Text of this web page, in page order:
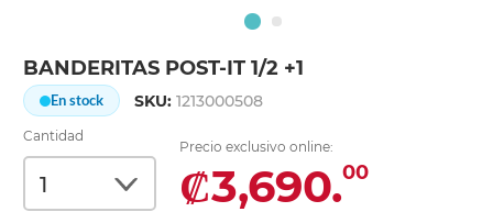
BANDERITAS POST-IT 1/2 +1
En stock SKU:1213000508
Cantidad
Precio exclusivo online:
₡3,690.00